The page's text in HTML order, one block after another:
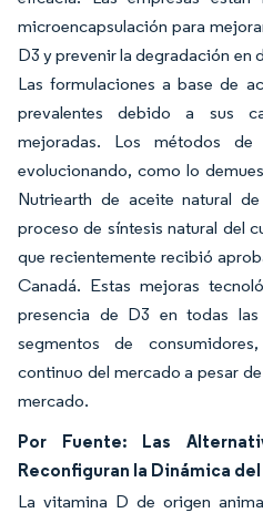
microencapsulación para
D3 y prevenir la degradación en
Las formulaciones a base de
prevalentes debido a sus
mejoradas. Los métodos de
evolucionando, como lo
Nutriearth de aceite natural
proceso de síntesis natural del
que recientemente recibió
Canadá. Estas mejoras
presencia de D3 en todas
segmentos de
continuo del mercado a pesar
mercado.
Por Fuente: Las
Reconfiguran la Dinámica
La vitamina D de origen